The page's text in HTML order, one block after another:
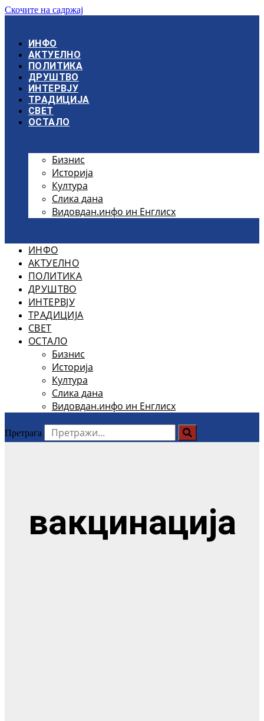
Скочите на садржај
ИНФО
АКТУЕЛНО
ПОЛИТИКА
ДРУШТВО
ИНТЕРВЈУ
ТРАДИЦИЈА
СВЕТ
ОСТАЛО
Бизнис
Историја
Култура
Слика дана
Видовдан.инфо ин Енглисх
ИНФО
АКТУЕЛНО
ПОЛИТИКА
ДРУШТВО
ИНТЕРВЈУ
ТРАДИЦИЈА
СВЕТ
ОСТАЛО
Бизнис
Историја
Култура
Слика дана
Видовдан.инфо ин Енглисх
Претрага
вакцинација